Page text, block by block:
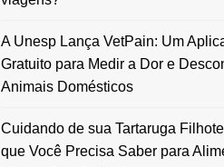
A Unesp Lança VetPain: Um
Gratuito para Medir a Dor e
Animais Domésticos
Cuidando de sua Tartaruga
que Você Precisa Saber para